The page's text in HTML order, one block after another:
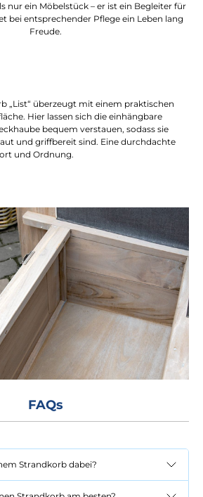
nur ein Möbelstück – er ist ein Begleiter für
bei entsprechender Pflege ein Leben lang
Freude.
„List“ überzeugt mit einem praktischen
Hier lassen sich die einhängbare
bequem verstauen, sodass sie
und griffbereit sind. Eine durchdachte
und Ordnung.
FAQs
Strandkorb dabei?